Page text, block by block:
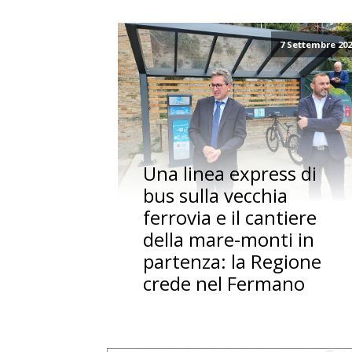
7 Settembre
Una linea express di
bus sulla vecchia
ferrovia e il cantiere
della mare-monti in
partenza: la Regione
crede nel Fermano